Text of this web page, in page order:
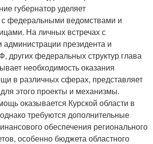
губернатор уделяет
федеральными ведомствами и
На личных встречах с
администрации президента и
других федеральных структур глава
необходимость оказания
в различных сферах, представляет
этого проекты и механизмы.
оказывается Курской области в
требуются дополнительные
обеспечения регионального
особенно бюджета областного